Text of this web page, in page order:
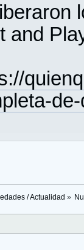
and
/ Actualidad »